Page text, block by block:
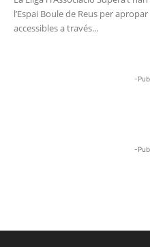
l’Espai Boule de Reus per
accessibles a través...
-
-